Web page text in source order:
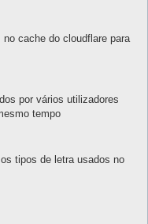
cache do cloudflare para
por vários utilizadores
tempo
tipos de letra usados no